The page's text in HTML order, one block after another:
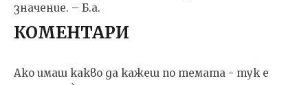
значение. – Б.а.
КОМЕНТАРИ
Ако имаш какво да кажеш по темата - тук е